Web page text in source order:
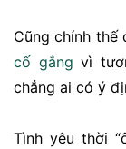
Cũng chính thế
cố gắng vì
chẳng ai có ý
Tình yêu thời